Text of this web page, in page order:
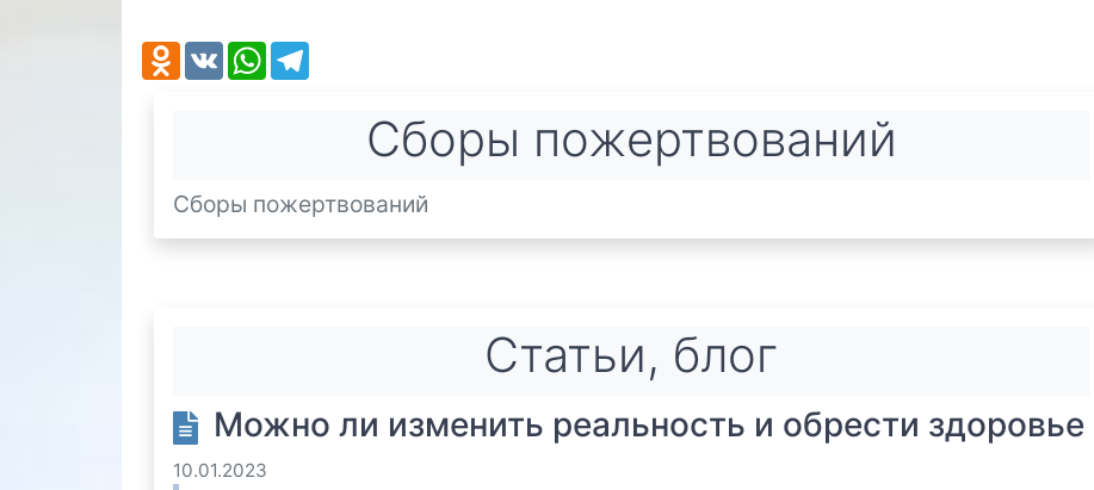
Odnoklassniki
VK WhatsApp
Cборы пожертвований
Сборы пожертвований
Статьи, блог
Можно ли изменить реальность и обрести здоровье
10.01.2023